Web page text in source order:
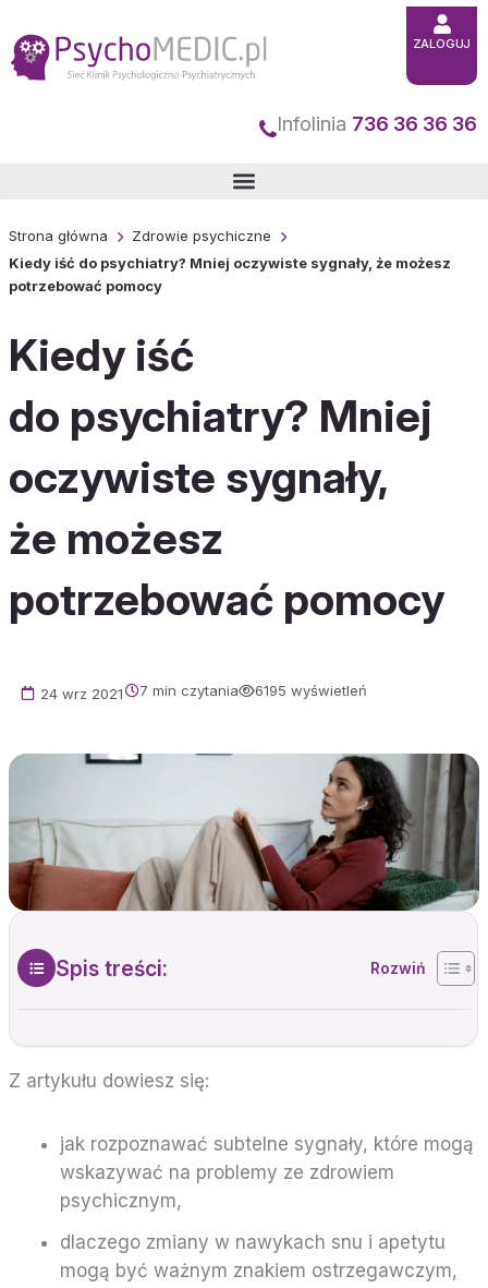
do
treści
Infolinia 736 36 36 36
ZALOGUJ
Strona główna
Zdrowie psychiczne
Kiedy iść do psychiatry? Mniej oczywiste sygnały, że możesz
potrzebować pomocy
Kiedy iść
do psychiatry? Mniej
oczywiste sygnały,
że możesz
potrzebować pomocy
24 wrz 2021 7 min czytania 6195 wyświetleń
Spis treści:
Z artykułu dowiesz się:
jak rozpoznawać subtelne sygnały, które mogą
wskazywać na problemy ze zdrowiem
psychicznym,
dlaczego zmiany w nawykach snu i apetytu
mogą być ważnym znakiem ostrzegawczym,